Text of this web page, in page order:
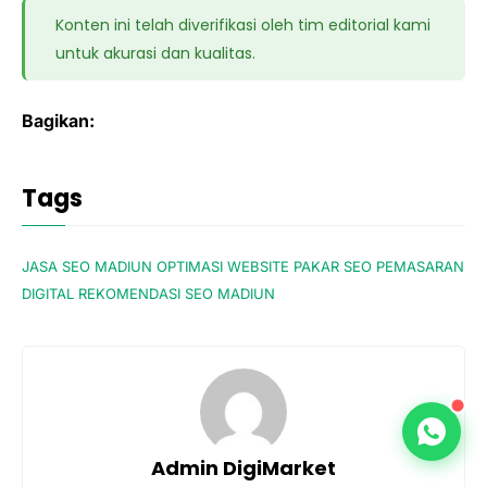
mengunjungi atau menggunakan jasa Anda.
lengkap mulai dari desain kustom, hosting
cepat, SSL, hingga optimasi dasar SEO. Kami
secara visual, tetapi juga fungsional dan siap
Konten ini telah diverifikasi oleh tim editorial kami
untuk akurasi dan kualitas.
Bagikan:
Tags
JASA SEO MADIUN OPTIMASI WEBSITE PAKAR SEO PEMASARAN
DIGITAL REKOMENDASI SEO MADIUN
Admin DigiMarket